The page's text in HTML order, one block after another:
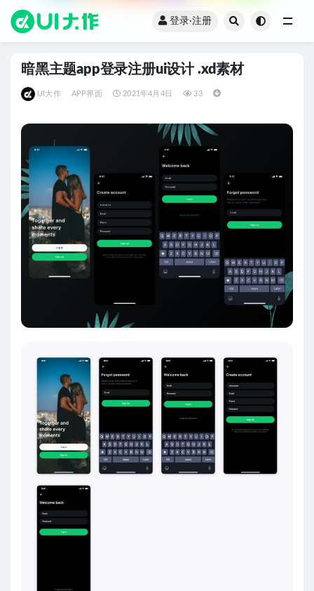
登录·注册
暗黑主题app登录注册ui设计 .xd素材
UI大作 APP界面 2021年4月4日 33